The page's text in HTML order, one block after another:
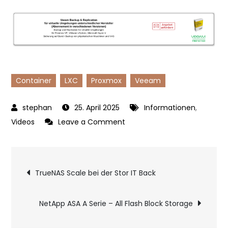
Container LXC Proxmox Veeam
25. April 2025 Informationen,
Videos
Leave a Comment
Proxmox
sichern
TrueNAS Scale bei der Stor IT Back
NetApp ASA A Serie – All Flash Block Storage